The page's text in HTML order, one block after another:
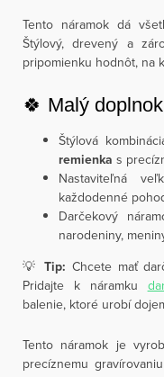
Tento náramok dá
Štýlový, drevený a
pripomienku hodnôt, na
🍀 Malý
Štýlová
remienka s
Nastaviteľná
každodenné
Darčekový
narodeniny,
💡 Tip: Chcete mať
Pridajte k náramku
balenie, ktoré urobí
Tento náramok je
precíznemu